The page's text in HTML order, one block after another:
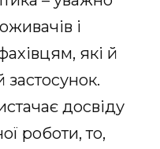
і
які й
застосунок.
досвіду
роботи, то,